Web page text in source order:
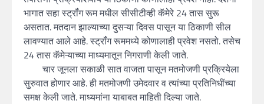
भागात सहा स्ट्रॉंग रूम मधील सीसीटीव्ही कॅमेरे 24 तास सुरू
असतात. मतदान झाल्याच्या दुसऱ्या दिवस पासून या ठिकाणी सील
लावण्यात आले आहे. स्ट्रॉंग रूममध्ये कोणालाही प्रवेश नसतो. तसेच
24 तास कॅमेऱ्याच्या माध्यमातून निगराणी केली जाते.
चार जूनला सकाळी सात वाजता पासून मतमोजणी प्रक्रियेला
सुरुवात होणार आहे. ही मतमोजणी उमेदवार व त्यांच्या प्रतिनिधींच्या
समक्ष केली जाते. माध्यमांना याबाबत माहिती दिल्या जाते.